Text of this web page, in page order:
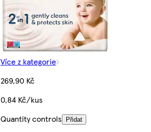
Více z kategorie
269,90 Kč
0,84 Kč/kus
Quantity controls
Přidat